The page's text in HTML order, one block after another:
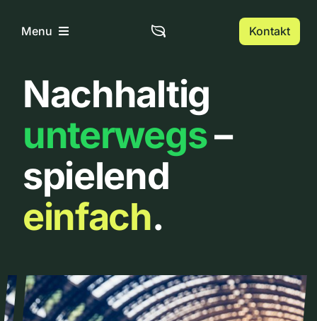
InhaltMenu
Home
Über uns
Urbanlist
Kontakt
Nachhaltig
unterwegs–
spielend
einfach.